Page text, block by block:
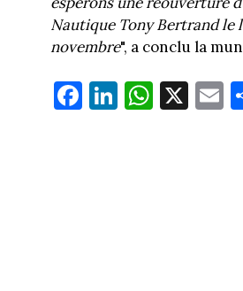
Nautique Tony Bertrand le
novembre", a conclu la
Fa
ce
Li
nk
W
ha
X E
m